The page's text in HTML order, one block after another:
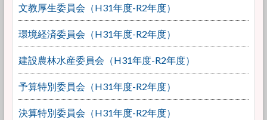
文教厚生委員会（H31年度-R2年度）
環境経済委員会（H31年度-R2年度）
建設農林水産委員会（H31年度-R2年度）
予算特別委員会（H31年度-R2年度）
決算特別委員会（H31年度-R2年度）